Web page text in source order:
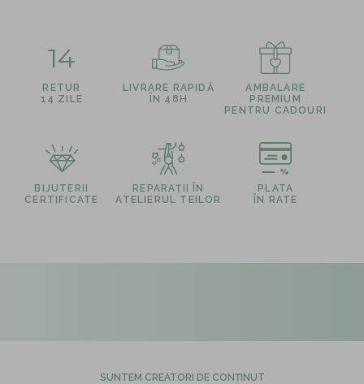
14
RETUR
14 ZILE
LIVRARE RAPIDĂ
ÎN 48H
AMBALARE
PREMIUM
PENTRU CADOURI
BIJUTERII
CERTIFICATE
REPARAȚII ÎN
ATELIERUL TEILOR
PLATA
ÎN RATE
SUNTEM CREATORI DE CONȚINUT